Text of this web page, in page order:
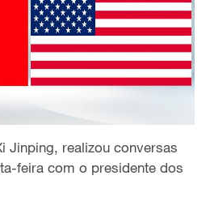
Jinping, realizou conversas
feira com o presidente dos